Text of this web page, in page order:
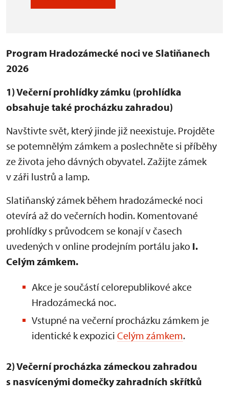
Program Hradozámecké noci ve Slatiňanech
2026
1) Večerní prohlídky zámku (prohlídka
obsahuje také procházku zahradou)
Navštivte svět, který jinde již neexistuje. Projděte
se potemnělým zámkem a poslechněte si příběhy
ze života jeho dávných obyvatel. Zažijte zámek
v záři lustrů a lamp.
Slatiňanský zámek během hradozámecké noci
otevírá až do večerních hodin. Komentované
prohlídky s průvodcem se konají v časech
uvedených v online prodejním portálu jako I.
Celým zámkem.
Akce je součástí celorepublikové akce
Hradozámecká noc.
Vstupné na večerní procházku zámkem je
identické k expozici Celým zámkem.
2) Večerní procházka zámeckou zahradou
s nasvícenými domečky zahradních skřítků